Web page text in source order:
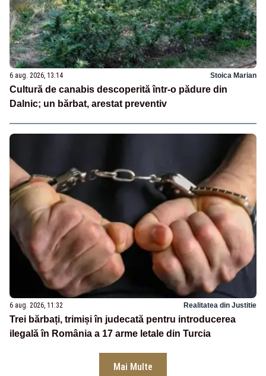
6 aug. 2026, 13:14 Stoica Marian
Cultură de canabis descoperită într-o pădure din
Dalnic; un bărbat, arestat preventiv
6 aug. 2026, 11:32 Realitatea din Justitie
Trei bărbați, trimiși în judecată pentru introducerea
ilegală în România a 17 arme letale din Turcia
Mai Multe